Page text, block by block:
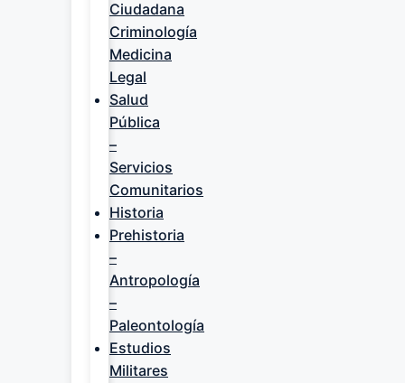
Ciudadana
Criminología
Medicina
Legal
Salud
Pública
–
Servicios
Comunitarios
Historia
Prehistoria
–
Antropología
–
Paleontología
Estudios
Militares